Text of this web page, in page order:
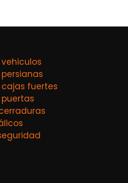
fuertes